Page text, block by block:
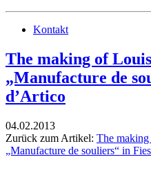
Kontakt
The making of
„Manufacture de
d’Artico
04.02.2013
Zurück zum Artikel: The
„Manufacture de souliers“ in